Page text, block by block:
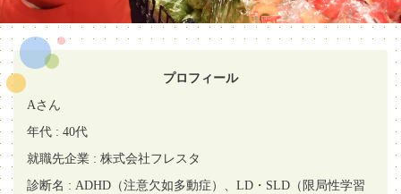
プロフィール
Aさん
年代 : 40代
就職先企業 : 株式会社フレスタ
診断名 : ADHD（注意欠如多動症）、LD・SLD（限局性学習